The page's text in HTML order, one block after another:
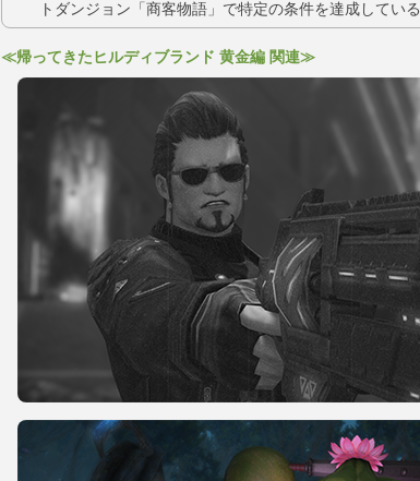
トダンジョン「商客物語」で特定の条件を達成している
≪帰ってきたヒルディブランド 黄金編 関連≫